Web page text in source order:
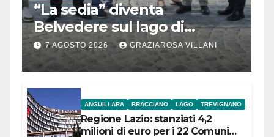
“La sedia” diventa
Belvedere sul lago di
Bracciano: ieri
l’inaugurazione
7 AGOSTO 2026 GRAZIAROSA VILLANI
ANGUILLARA BRACCIANO LAGO TREVIGNANO
Regione Lazio: stanziati 4,2
milioni di euro per i 22 Comuni